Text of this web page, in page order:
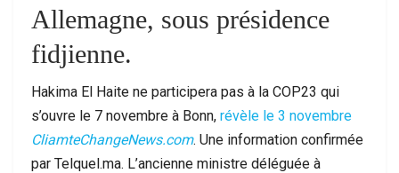
Allemagne, sous présidence
fidjienne.
Hakima El Haite ne participera pas à la COP23 qui
s’ouvre le 7 novembre à Bonn, révèle le 3 novembre
CliamteChangeNews.com. Une information confirmée
par Telquel.ma. L’ancienne ministre déléguée à